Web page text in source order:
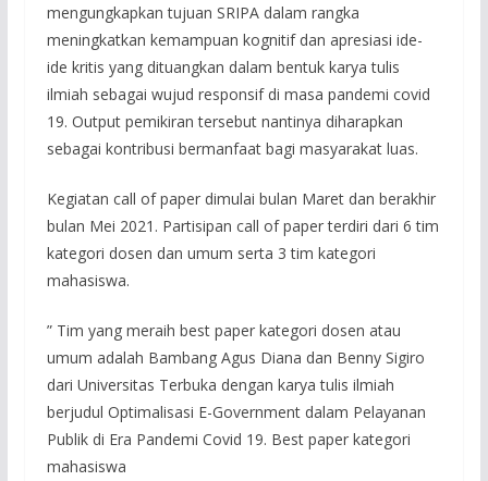
mengungkapkan tujuan SRIPA dalam rangka
meningkatkan kemampuan kognitif dan apresiasi ide-
ide kritis yang dituangkan dalam bentuk karya tulis
ilmiah sebagai wujud responsif di masa pandemi covid
19. Output pemikiran tersebut nantinya diharapkan
sebagai kontribusi bermanfaat bagi masyarakat luas.
Kegiatan call of paper dimulai bulan Maret dan berakhir
bulan Mei 2021. Partisipan call of paper terdiri dari 6 tim
kategori dosen dan umum serta 3 tim kategori
mahasiswa.
” Tim yang meraih best paper kategori dosen atau
umum adalah Bambang Agus Diana dan Benny Sigiro
dari Universitas Terbuka dengan karya tulis ilmiah
berjudul Optimalisasi E-Government dalam Pelayanan
Publik di Era Pandemi Covid 19. Best paper kategori
mahasiswa